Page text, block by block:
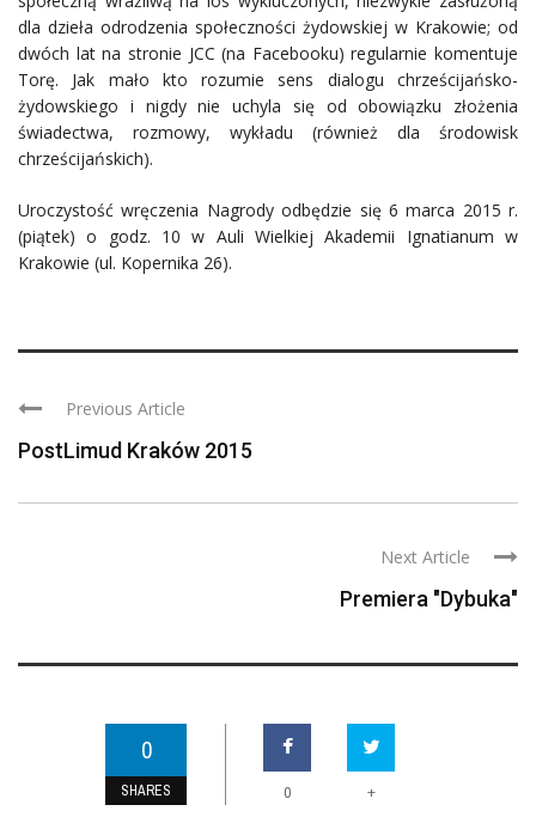
dla dzieła odrodzenia społeczności żydowskiej w Krakowie; od
dwóch lat na stronie JCC (na Facebooku) regularnie komentuje
Torę. Jak mało kto rozumie sens dialogu chrześcijańsko-
żydowskiego i nigdy nie uchyla się od obowiązku złożenia
świadectwa, rozmowy, wykładu (również dla środowisk
chrześcijańskich).
Uroczystość wręczenia Nagrody odbędzie się 6 marca 2015 r.
(piątek) o godz. 10 w Auli Wielkiej Akademii Ignatianum w
Krakowie (ul. Kopernika 26).
Previous Article
PostLimud Kraków 2015
Next Article
Premiera "Dybuka"
0
SHARES 0 +